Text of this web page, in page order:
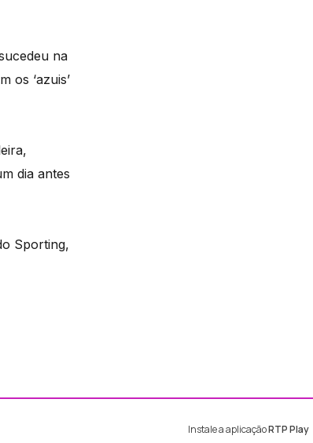
na
os ‘azuis’
dia antes
Sporting,
Instale a aplicaçãoRTP Play